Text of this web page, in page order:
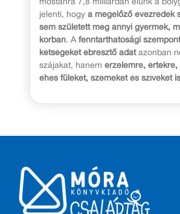
mostanra 7,8 milliárdan élünk a
jelenti, hogy a megelőző évezredek
sem született még annyi gyermek,
korban. A fenntarthatósági
kétségeket ébresztő adatazonban
szájakat, hanem érzelemre, értékre,
éhes füleket, szemeket és szíveket